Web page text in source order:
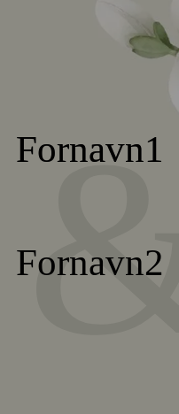
Fornavn1
Fornavn2
&